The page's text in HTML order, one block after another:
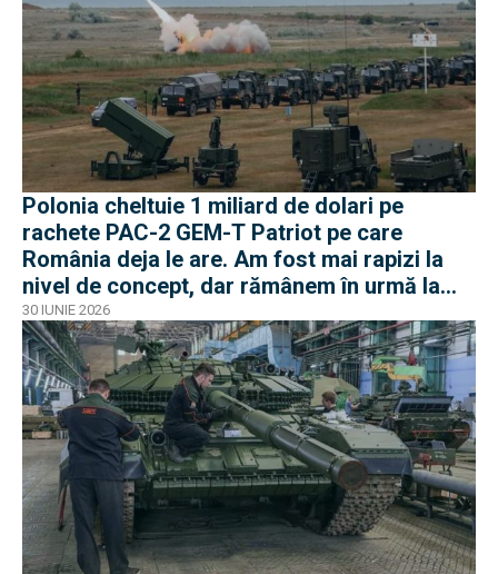
Polonia cheltuie 1 miliard de dolari pe
rachete PAC-2 GEM-T Patriot pe care
România deja le are. Am fost mai rapizi la
nivel de concept, dar rămânem în urmă la
negocieri și industrie
30 IUNIE 2026